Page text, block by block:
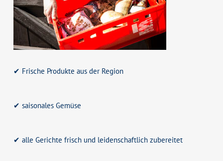
✔ Frische Produkte aus der Region
✔ saisonales Gemüse
✔ alle Gerichte frisch und leidenschaftlich zubereitet